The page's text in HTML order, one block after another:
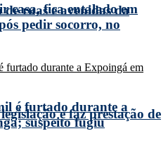
ruas e avenidas da
e faz prestação de
casa, fica entalado em
pedir socorro, no
é furtado durante a
suspeito fugiu